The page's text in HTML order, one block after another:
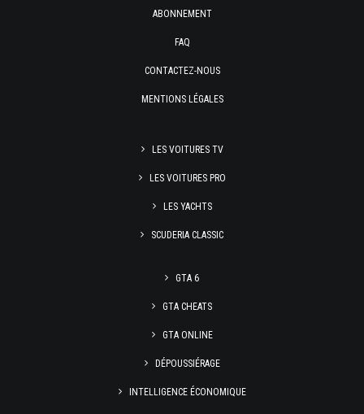
ABONNEMENT
FAQ
CONTACTEZ-NOUS
MENTIONS LÉGALES
LES VOITURES TV
LES VOITURES PRO
LES YACHTS
SCUDERIA CLASSIC
GTA 6
GTA CHEATS
GTA ONLINE
DÉPOUSSIÉRAGE
INTELLIGENCE ÉCONOMIQUE